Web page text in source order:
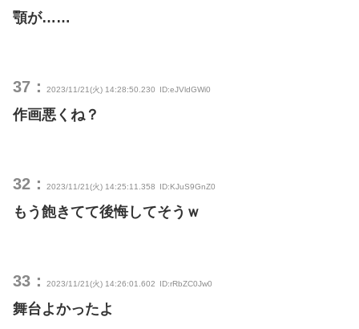
顎が……
37： 2023/11/21(火) 14:28:50.230 ID:eJVldGWi0
作画悪くね？
32： 2023/11/21(火) 14:25:11.358 ID:KJuS9GnZ0
もう飽きてて後悔してそうｗ
33： 2023/11/21(火) 14:26:01.602 ID:rRbZC0Jw0
舞台よかったよ